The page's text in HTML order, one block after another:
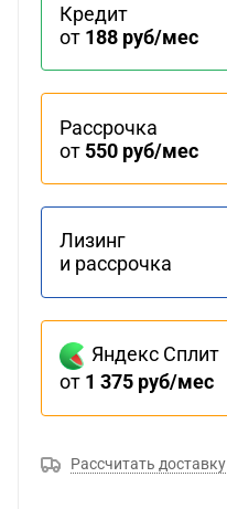
Кредит
от 188 руб/мес
Рассрочка
от 550 руб/мес
Лизинг
и рассрочка
Яндекс Сплит
от 1 375 руб/мес
Рассчитать доставку